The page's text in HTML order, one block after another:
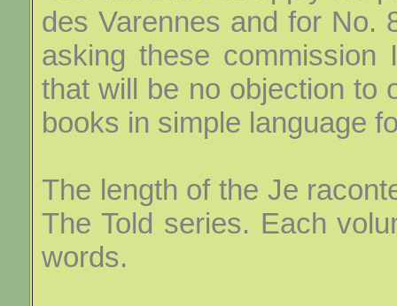
des Varennes and for No.
asking these
that will be no objection to
books in simple language
The length of the Je
The Told series. Each
words.